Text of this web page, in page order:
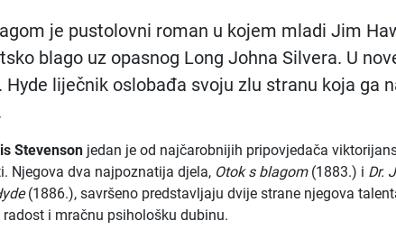
je pustolovni roman u kojem mladi Jim
blago uz opasnog Long Johna Silvera. U
Hyde liječnik oslobađa svoju zlu stranu koja ga
Stevenson jedan je od najčarobnijih pripovjedača
Njegova dva najpoznatija djela, Otok s blagom(1883.) i Dr.
(1886.), savršeno predstavljaju dvije strane njegova
i mračnu psihološku dubinu.